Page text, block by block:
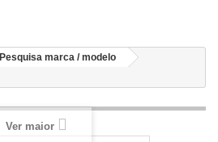
Pesquisa marca / modelo
Ver maior